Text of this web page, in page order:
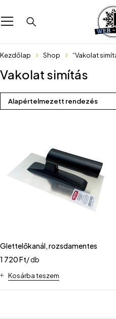
Kezdőlap Shop “Vakolat
Vakolat simítás
Alapértelmezett rendezés
Glettelőkanál, rozsdamentes
1 720Ft/ db
Kosárba teszem